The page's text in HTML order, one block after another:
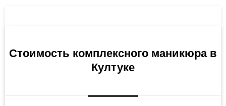
Стоимость комплексного маникюра в
Култуке